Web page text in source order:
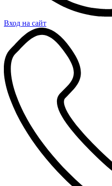
Вход на сайт